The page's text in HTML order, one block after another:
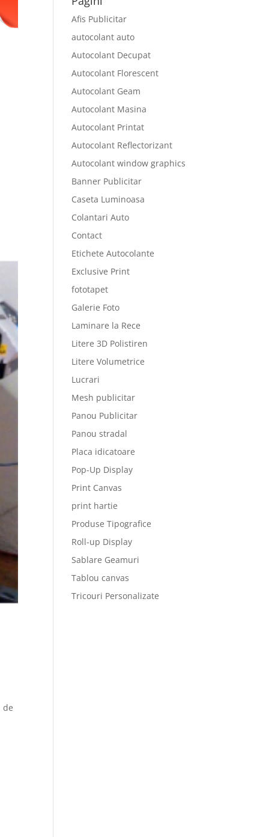
de
Afis Publicitar
autocolant auto
Autocolant Decupat
Autocolant Florescent
Autocolant Geam
Autocolant Masina
Autocolant Printat
Autocolant Reflectorizant
Autocolant window graphics
Banner Publicitar
Caseta Luminoasa
Colantari Auto
Contact
Etichete Autocolante
Exclusive Print
fototapet
Galerie Foto
Laminare la Rece
Litere 3D Polistiren
Litere Volumetrice
Lucrari
Mesh publicitar
Panou Publicitar
Panou stradal
Placa idicatoare
Pop-Up Display
Print Canvas
print hartie
Produse Tipografice
Roll-up Display
Sablare Geamuri
Tablou canvas
Tricouri Personalizate